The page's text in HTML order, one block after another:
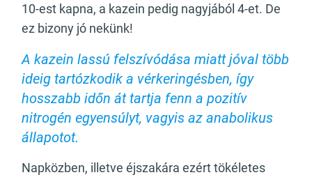
10-est kapna, a kazein pedig nagyjából 4-et. De
ez bizony jó nekünk!
A kazein lassú felszívódása miatt jóval több
ideig tartózkodik a vérkeringésben, így
hosszabb időn át tartja fenn a pozitív
nitrogén egyensúlyt, vagyis az anabolikus
állapotot.
Napközben, illetve éjszakára ezért tökéletes